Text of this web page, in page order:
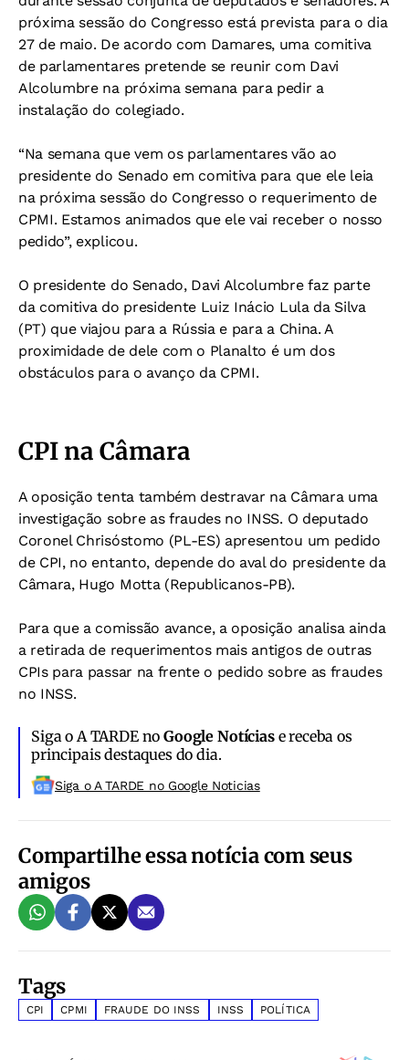
próxima sessão do Congresso está prevista para o dia
27 de maio. De acordo com Damares, uma comitiva
de parlamentares pretende se reunir com Davi
Alcolumbre na próxima semana para pedir a
instalação do colegiado.
“Na semana que vem os parlamentares vão ao
presidente do Senado em comitiva para que ele leia
na próxima sessão do Congresso o requerimento de
CPMI. Estamos animados que ele vai receber o nosso
pedido”, explicou.
O presidente do Senado, Davi Alcolumbre faz parte
da comitiva do presidente Luiz Inácio Lula da Silva
(PT) que viajou para a Rússia e para a China. A
proximidade de dele com o Planalto é um dos
obstáculos para o avanço da CPMI.
CPI na Câmara
A oposição tenta também destravar na Câmara uma
investigação sobre as fraudes no INSS. O deputado
Coronel Chrisóstomo (PL-ES) apresentou um pedido
de CPI, no entanto, depende do aval do presidente da
Câmara, Hugo Motta (Republicanos-PB).
Para que a comissão avance, a oposição analisa ainda
a retirada de requerimentos mais antigos de outras
CPIs para passar na frente o pedido sobre as fraudes
no INSS.
Siga o A TARDE noGoogle Notíciase receba os
principais destaques do dia.
Siga o A TARDE no Google Noticias
Compartilhe essa notícia com seus
amigos
Tags
CPI CPMI FRAUDE DO INSS INSS POLÍTICA